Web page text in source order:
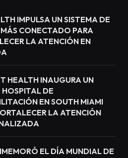
IMPULSA UN SISTEMA DE
CONECTADO PARA
LA ATENCIÓN EN
HEALTH INAUGURA UN
HOSPITAL DE
EN SOUTH MIAMI
LA ATENCIÓN
EL DÍA MUNDIAL DE